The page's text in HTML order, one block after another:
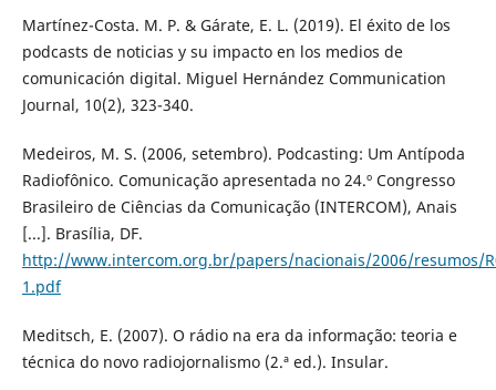
Martínez-Costa. M. P. & Gárate, E. L. (2019). El éxito de los
podcasts de noticias y su impacto en los medios de
comunicación digital. Miguel Hernández Communication
Journal, 10(2), 323-340.
Medeiros, M. S. (2006, setembro). Podcasting: Um Antípoda
Radiofônico. Comunicação apresentada no 24.º Congresso
Brasileiro de Ciências da Comunicação (INTERCOM), Anais
[...]. Brasília, DF.
http://www.intercom.org.br/papers/nacionais/2006/resumos/
1.pdf
Meditsch, E. (2007). O rádio na era da informação: teoria e
técnica do novo radiojornalismo (2.ª ed.). Insular.